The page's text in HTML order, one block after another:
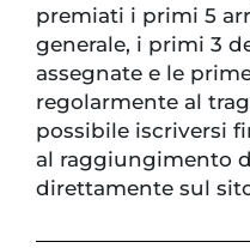
premiati i primi 5
generale, i primi 3
assegnate e le
regolarmente al
possibile iscriversi
al raggiungimento
direttamente sul